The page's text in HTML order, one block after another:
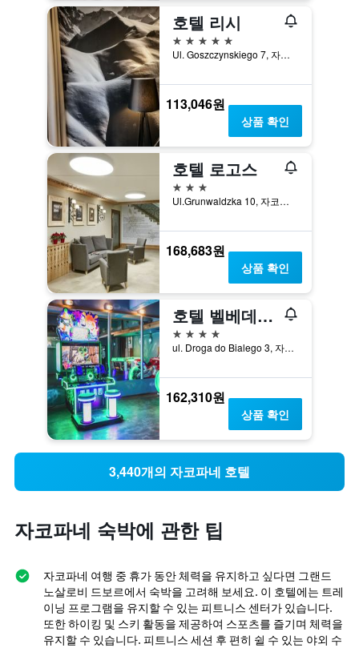
호텔 리시
5성급
Ul. Goszczynskiego 7, 자코파네, 마우폴스키에, 폴란드
113,046원
상품 확인
호텔 로고스
3성급
Ul.Grunwaldzka 10, 자코파네, 마우폴스키에, 폴란드
168,683원
상품 확인
호텔 벨베데레 리조트 & 스파
4성급
ul. Droga do Bialego 3, 자코파네, 마우폴스키에, 폴란드
162,310원
상품 확인
3,440개의 자코파네 호텔
자코파네 숙박에 관한 팁
자코파네 여행 중 휴가 동안 체력을 유지하고 싶다면 그랜드
노살로비 드보르에서 숙박을 고려해 보세요. 이 호텔에는 트레
이닝 프로그램을 유지할 수 있는 피트니스 센터가 있습니다.
또한 하이킹 및 스키 활동을 제공하여 스포츠를 즐기며 체력을
유지할 수 있습니다. 피트니스 세션 후 편히 쉴 수 있는 야외 수